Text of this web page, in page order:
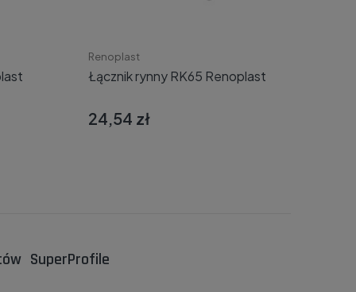
Renoplast
Łącznik rynny RK65 Renoplast
24,54 zł
SuperProfile